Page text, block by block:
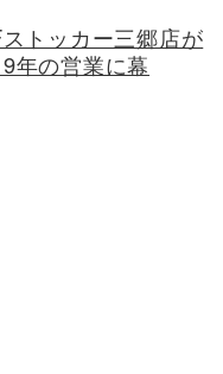
トッカー三郷店が
の営業に幕